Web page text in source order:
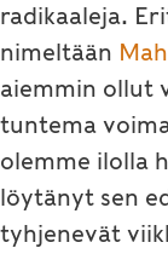
radikaaleja.
nimeltään
aiemmin ollut
tuntema
olemme ilolla
löytänyt sen
tyhjenevät